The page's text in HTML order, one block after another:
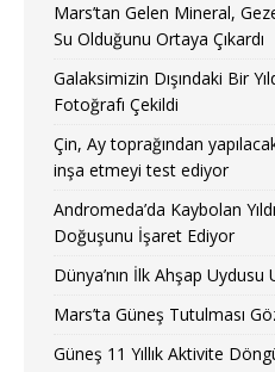
Mars’tan Gelen Mineral,
Su Olduğunu Ortaya Çıkardı
Galaksimizin Dışındaki Bir
Fotoğrafı Çekildi
Çin, Ay toprağından
inşa etmeyi test ediyor
Andromeda’da Kaybolan
Doğuşunu İşaret Ediyor
Dünya’nın İlk Ahşap Uydusu
Mars’ta Güneş Tutulması
Güneş 11 Yıllık Aktivite